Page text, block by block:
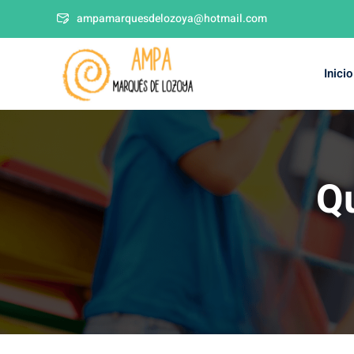
ampamarquesdelozoya@hotmail.com
Inicio